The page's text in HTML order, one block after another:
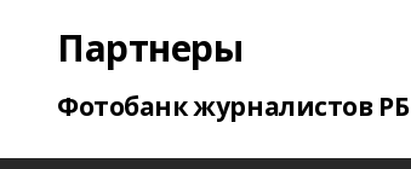
Партнеры
Фотобанк журналистов РБ